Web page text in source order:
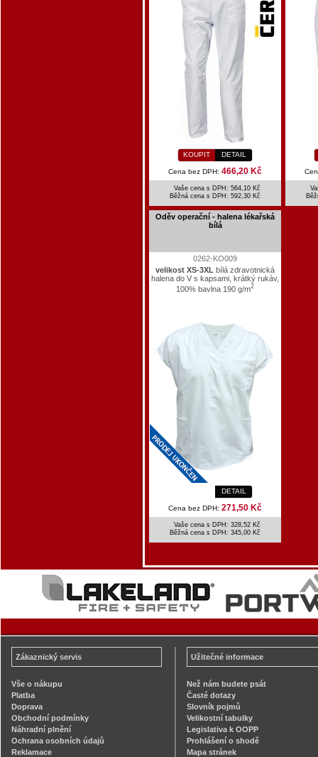
KOUPIT DETAIL
Cena bez DPH: 466,20 Kč
Vaše cena s DPH: 564,10 Kč
Běžná cena s DPH: 592,30 Kč
Oděv operační - halena lékařská
bílá
0262-KO009
velikost XS-3XL bílá zdravotnická
halena do V s kapsami, krátký rukáv,
100% bavlna 190 g/m2
DETAIL
Cena bez DPH: 271,50 Kč
Vaše cena s DPH: 328,52 Kč
Běžná cena s DPH: 345,00 Kč
Zákaznický servis
Vše o nákupu
Platba
Doprava
Obchodní podmínky
Náhradní plnění
Ochrana osobních údajů
Reklamace
Užitečné informace
Než nám budete psát
Časté dotazy
Slovník pojmů
Velikostní tabulky
Legislativa k OOPP
Prohlášení o shodě
Mapa stránek